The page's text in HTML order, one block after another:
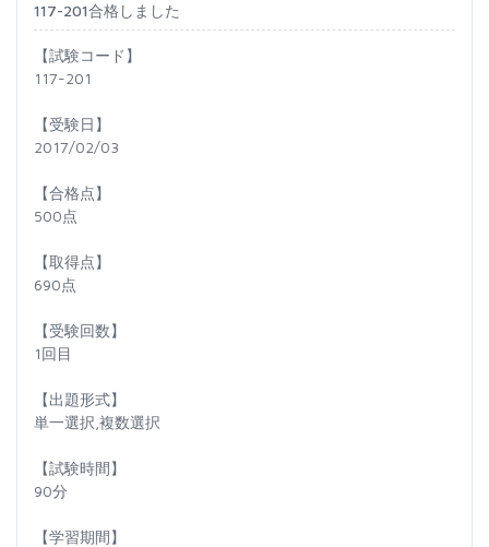
117-201合格しました
【試験コード】
117-201
【受験日】
2017/02/03
【合格点】
500点
【取得点】
690点
【受験回数】
1回目
【出題形式】
単一選択,複数選択
【試験時間】
90分
【学習期間】